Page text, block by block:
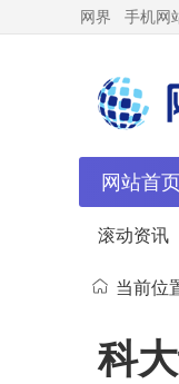
网界 手机网
网站首
滚动资讯
掌舵CEO 海底捞高管
当前位
科